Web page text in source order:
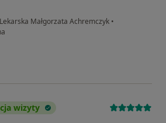
Małgorzata Achremczyk •
wizyty